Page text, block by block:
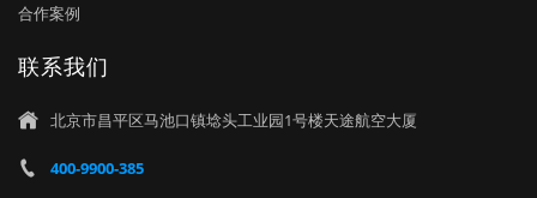
合作案例
联系我们
 北京市昌平区马池口镇埝头工业园1号楼天途航空大厦
 400-9900-385